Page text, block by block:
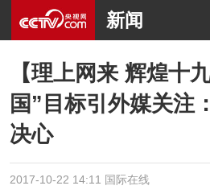
新闻
【理上网来 辉煌十
国”目标引外媒关注
决心
2017-10-22 14:11 国际在线